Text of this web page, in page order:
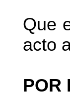
Que
acto
POR